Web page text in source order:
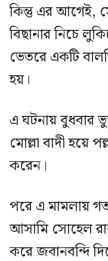
কিন্তু এর আগেই,
বিছানার নিচে
ভেতরে একটি
হয়।
এ ঘটনায় বুধবার
মোল্লা বাদী হয়ে
করেন।
পরে এ মামলায়
আসামি সোহেল
করে জবানবন্দি